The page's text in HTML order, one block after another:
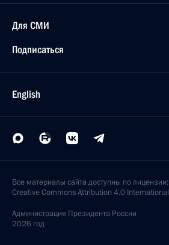
Для СМИ
Подписаться
English
Все материалы сайта доступны по лицензии:
Creative Commons Attribution 4.0 International
Администрация Президента России
2026 год